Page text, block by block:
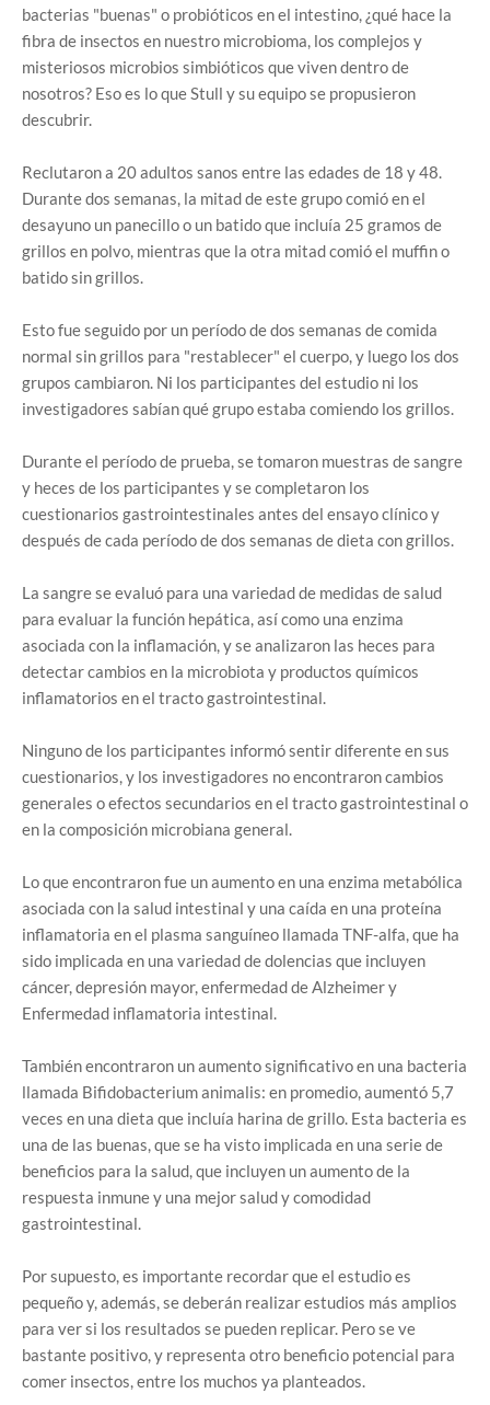
bacterias "buenas" o probióticos en el intestino, ¿qué hace la
fibra de insectos en nuestro microbioma, los complejos y
misteriosos microbios simbióticos que viven dentro de
nosotros? Eso es lo que Stull y su equipo se propusieron
descubrir.
Reclutaron a 20 adultos sanos entre las edades de 18 y 48.
Durante dos semanas, la mitad de este grupo comió en el
desayuno un panecillo o un batido que incluía 25 gramos de
grillos en polvo, mientras que la otra mitad comió el muffin o
batido sin grillos.
Esto fue seguido por un período de dos semanas de comida
normal sin grillos para "restablecer" el cuerpo, y luego los dos
grupos cambiaron. Ni los participantes del estudio ni los
investigadores sabían qué grupo estaba comiendo los grillos.
Durante el período de prueba, se tomaron muestras de sangre
y heces de los participantes y se completaron los
cuestionarios gastrointestinales antes del ensayo clínico y
después de cada período de dos semanas de dieta con grillos.
La sangre se evaluó para una variedad de medidas de salud
para evaluar la función hepática, así como una enzima
asociada con la inflamación, y se analizaron las heces para
detectar cambios en la microbiota y productos químicos
inflamatorios en el tracto gastrointestinal.
Ninguno de los participantes informó sentir diferente en sus
cuestionarios, y los investigadores no encontraron cambios
generales o efectos secundarios en el tracto gastrointestinal o
en la composición microbiana general.
Lo que encontraron fue un aumento en una enzima metabólica
asociada con la salud intestinal y una caída en una proteína
inflamatoria en el plasma sanguíneo llamada TNF-alfa, que ha
sido implicada en una variedad de dolencias que incluyen
cáncer, depresión mayor, enfermedad de Alzheimer y
Enfermedad inflamatoria intestinal.
También encontraron un aumento significativo en una bacteria
llamada Bifidobacterium animalis: en promedio, aumentó 5,7
veces en una dieta que incluía harina de grillo. Esta bacteria es
una de las buenas, que se ha visto implicada en una serie de
beneficios para la salud, que incluyen un aumento de la
respuesta inmune y una mejor salud y comodidad
gastrointestinal.
Por supuesto, es importante recordar que el estudio es
pequeño y, además, se deberán realizar estudios más amplios
para ver si los resultados se pueden replicar. Pero se ve
bastante positivo, y representa otro beneficio potencial para
comer insectos, entre los muchos ya planteados.